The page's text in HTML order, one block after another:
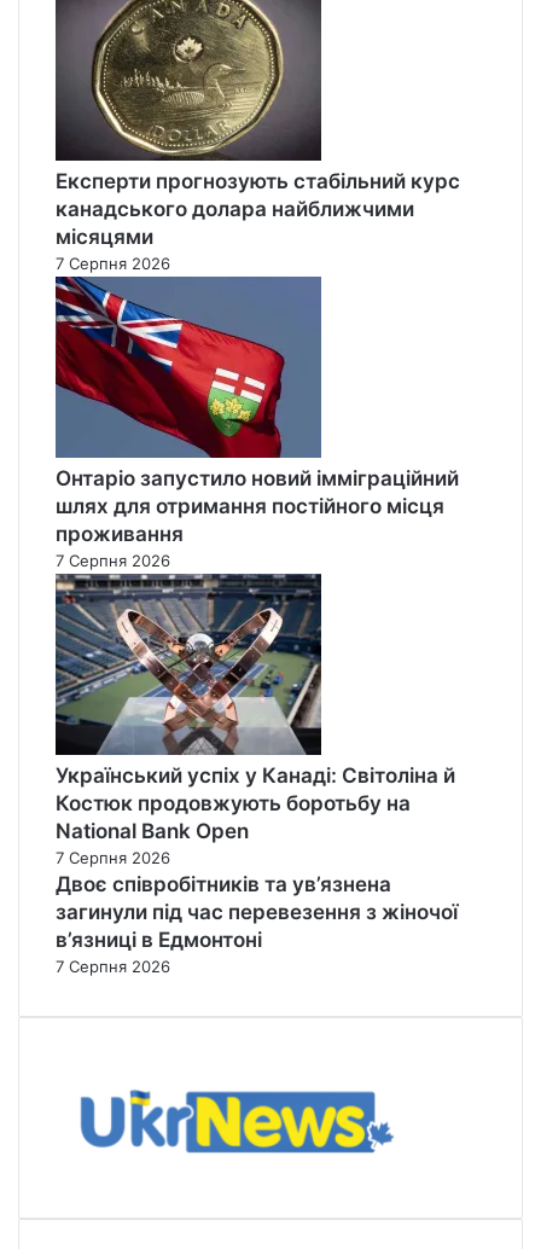
Експерти прогнозують стабільний курс
канадського долара найближчими
місяцями
7 Серпня 2026
Онтаріо запустило новий імміграційний
шлях для отримання постійного місця
проживання
7 Серпня 2026
Український успіх у Канаді: Світоліна й
Костюк продовжують боротьбу на
National Bank Open
7 Серпня 2026
Двоє співробітників та ув’язнена
загинули під час перевезення з жіночої
в’язниці в Едмонтоні
7 Серпня 2026